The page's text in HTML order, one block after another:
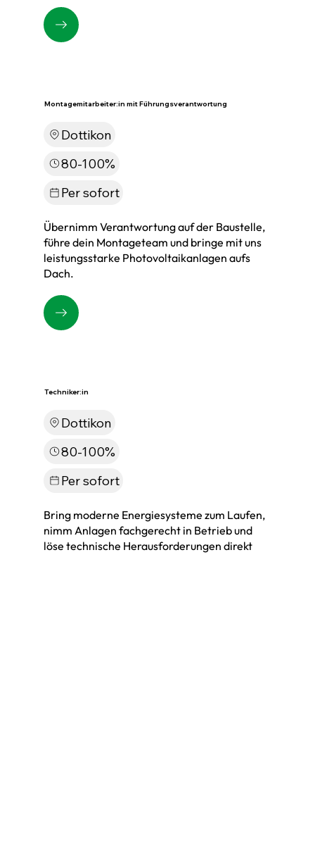
Montagemitarbeiter:in mit Führungsverantwortung
Dottikon
80-100%
Per sofort
Übernimm Verantwortung auf der Baustelle,
führe dein Montageteam und bringe mit uns
leistungsstarke Photovoltaikanlagen aufs
Dach.
Techniker:in
Dottikon
80-100%
Per sofort
Bring moderne Energiesysteme zum Laufen,
nimm Anlagen fachgerecht in Betrieb und
löse technische Herausforderungen direkt